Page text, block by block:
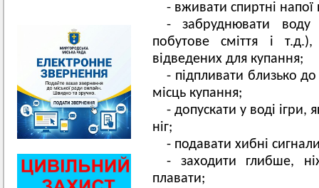
- вживати спиртні напої
- забруднювати
побутове сміття і
відведених для купання;
- підпливати близько до
місць купання;
- допускати у воді ігри,
ніг;
- подавати хибні
- заходити глибше,
плавати;